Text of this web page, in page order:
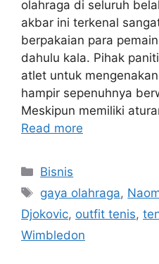
olahraga di seluruh
akbar ini terkenal
berpakaian para
dahulu kala. Pihak
atlet untuk
hampir sepenuhnya
Meskipun memiliki
Read more
Categories
Bisnis
Tags
gaya olahraga,
Djokovic, outfit tenis,
Wimbledon